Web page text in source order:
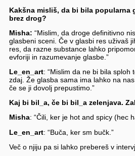
Kakšna misliš, da bi bila popularna
brez drog?
Misha: “Mislim, da droge definitivno
glasbeni sceni. Če v glasbi res uživaš
res, da razne substance lahko
evforiji in razumevanje glasbe.”
Le_en_art: “Mislim da ne bi bila sploh
zdaj. Že glasba sama ima lahko na
če se ji dovolj prepustimo.”
Kaj bi bil_a, če bi bil_a zelenjava.
Misha: “Čili, ker je hot and spicy (hec
Le_en_art: “Buča, ker sm bučk.”
Več o njiju pa si lahko prebereš v